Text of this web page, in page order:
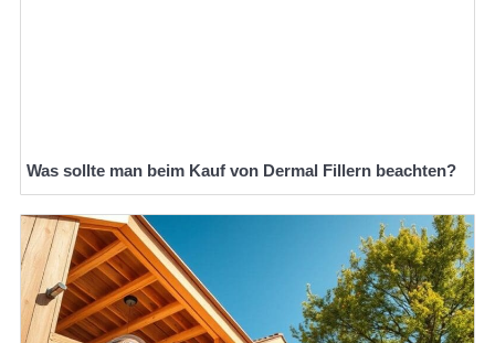
Was sollte man beim Kauf von Dermal Fillern beachten?